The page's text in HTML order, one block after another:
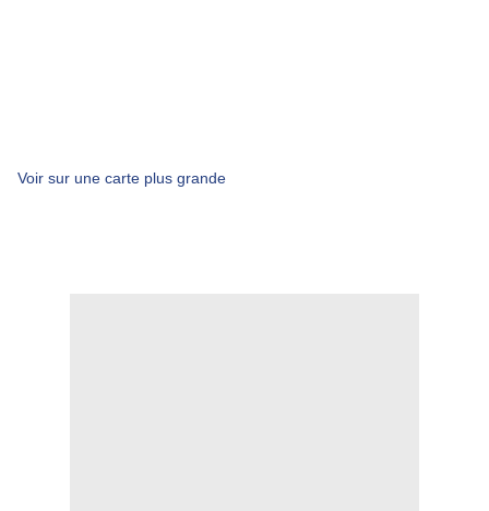
Voir sur une carte plus grande